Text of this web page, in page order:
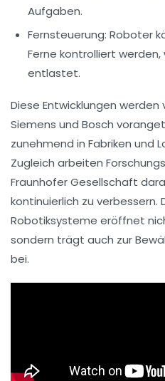
Aufgaben.
Fernsteuerung: Roboter
Ferne kontrolliert
entlastet.
Diese Entwicklungen
Siemens und Bosch
zunehmend in Fabriken und
Zugleich arbeiten
Fraunhofer Gesellschaft
kontinuierlich zu verbessern.
Robotiksysteme eröffnet
sondern trägt auch zur
bei.